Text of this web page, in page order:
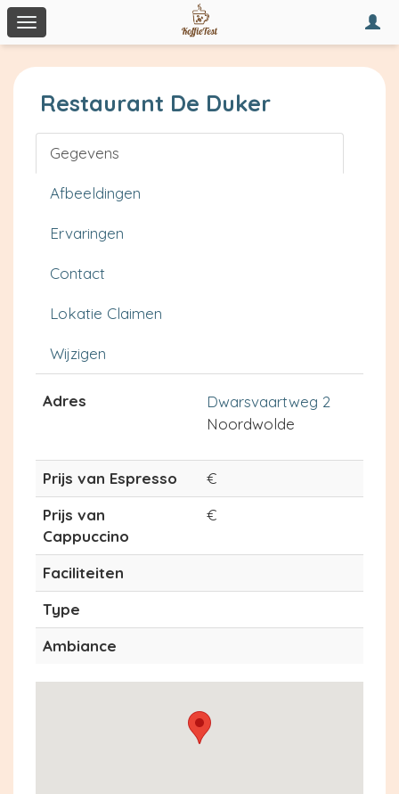
Toggle
navigation
Restaurant De Duker
Gegevens
Afbeeldingen
Ervaringen
Contact
Lokatie Claimen
Wijzigen
Adres
Dwarsvaartweg 2
Noordwolde
Prijs van Espresso
€
Prijs van
Cappuccino
€
Faciliteiten
Type
Ambiance